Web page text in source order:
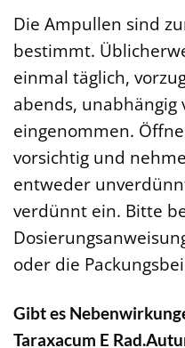
Die Ampullen sind
bestimmt.
einmal täglich,
abends,
eingenommen.
vorsichtig und
entweder
verdünnt ein. Bitte
oder die
Gibt es
Taraxacum E